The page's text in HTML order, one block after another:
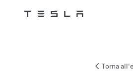
Tesla
Torna